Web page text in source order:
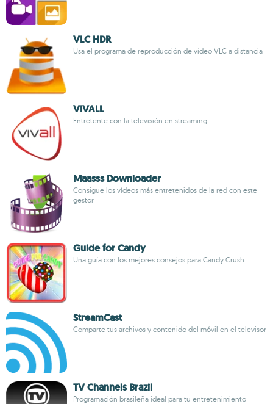
VLC HDR
Usa el programa de reproducción de vídeo VLC a distancia
VIVALL
Entretente con la televisión en streaming
Maasss Downloader
Consigue los vídeos más entretenidos de la red con este
gestor
Guide for Candy
Una guía con los mejores consejos para Candy Crush
StreamCast
Comparte tus archivos y contenido del móvil en el televisor
TV Channels Brazil
Programación brasileña ideal para tu entretenimiento